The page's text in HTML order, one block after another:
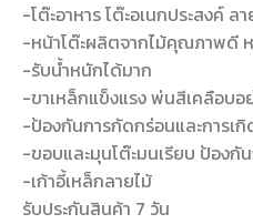
-โต๊ะอาหาร โต๊ะอเนกประสงค์
-หน้าโต๊ะผลิตจากไม้คุณภาพดี
-รับน้ำหนักได้มาก
-ขาเหล็กแข็งแรง พ่นสีเคลือบอ
-ป้องกันการกัดกร่อนและการเ
-ขอบและมุนโต๊ะมนเรียบ ป้องกั
-เก้าอี้เหล็กลายไม้
รับประกันสินค้า 7 วัน